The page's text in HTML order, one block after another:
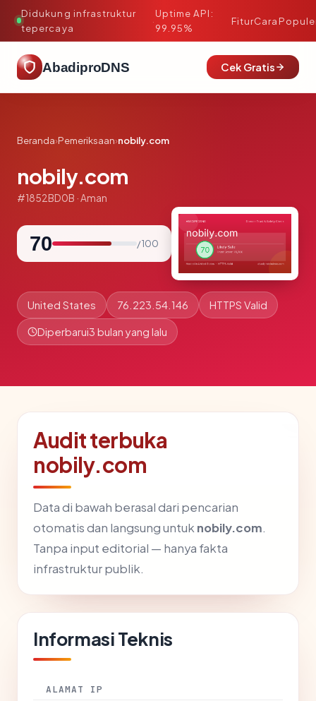
Didukung infrastruktur
tepercaya
·
Uptime API:
99.95%
FiturCara
AbadiproDNS Cek Gratis
Beranda›Pemeriksaan›nobily.com
nobily.com
#1852BD0B · Aman
70 / 100
United States 76.223.54.146 HTTPS Valid
Diperbarui3 bulan yang lalu
Audit terbuka
nobily.com
Data di bawah berasal dari pencarian
otomatis dan langsung untuk nobily.com.
Tanpa input editorial — hanya fakta
infrastruktur publik.
Informasi Teknis
ALAMAT IP